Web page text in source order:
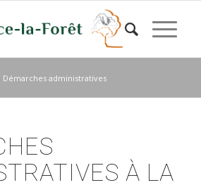
Démarches administratives
À LA